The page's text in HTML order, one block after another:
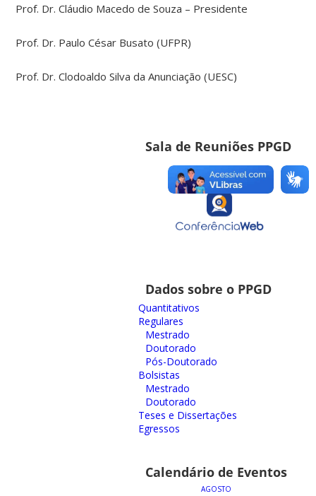
Prof. Dr. Cláudio Macedo de Souza – Presidente
Prof. Dr. Paulo César Busato (UFPR)
Prof. Dr. Clodoaldo Silva da Anunciação (UESC)
Sala de Reuniões PPGD
Dados sobre o PPGD
Quantitativos
Regulares
Mestrado
Doutorado
Pós-Doutorado
Bolsistas
Mestrado
Doutorado
Teses e Dissertações
Egressos
Calendário de Eventos
AGOSTO